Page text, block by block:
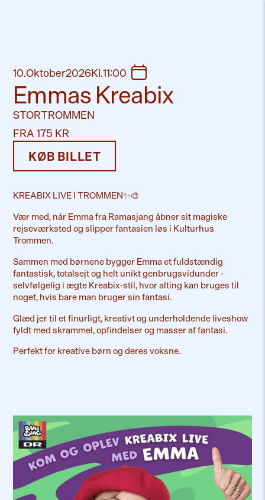
10.Oktober2026Kl.11:00
Emmas Kreabix
STORTROMMEN
FRA 175 KR
KØB BILLET
KREABIX LIVE I TROMMEN✨🎨
Vær med, når Emma fra Ramasjang åbner sit magiske
rejseværksted og slipper fantasien løs i Kulturhus
Trommen.
Sammen med børnene bygger Emma et fuldstændig
fantastisk, totalsejt og helt unikt genbrugsvidunder -
selvfølgelig i ægte Kreabix-stil, hvor alting kan bruges til
noget, hvis bare man bruger sin fantasi.
Glæd jer til et finurligt, kreativt og underholdende liveshow
fyldt med skrammel, opfindelser og masser af fantasi.
Perfekt for kreative børn og deres voksne.